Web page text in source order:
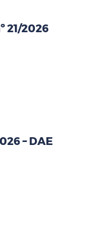
21/2026
– DAE